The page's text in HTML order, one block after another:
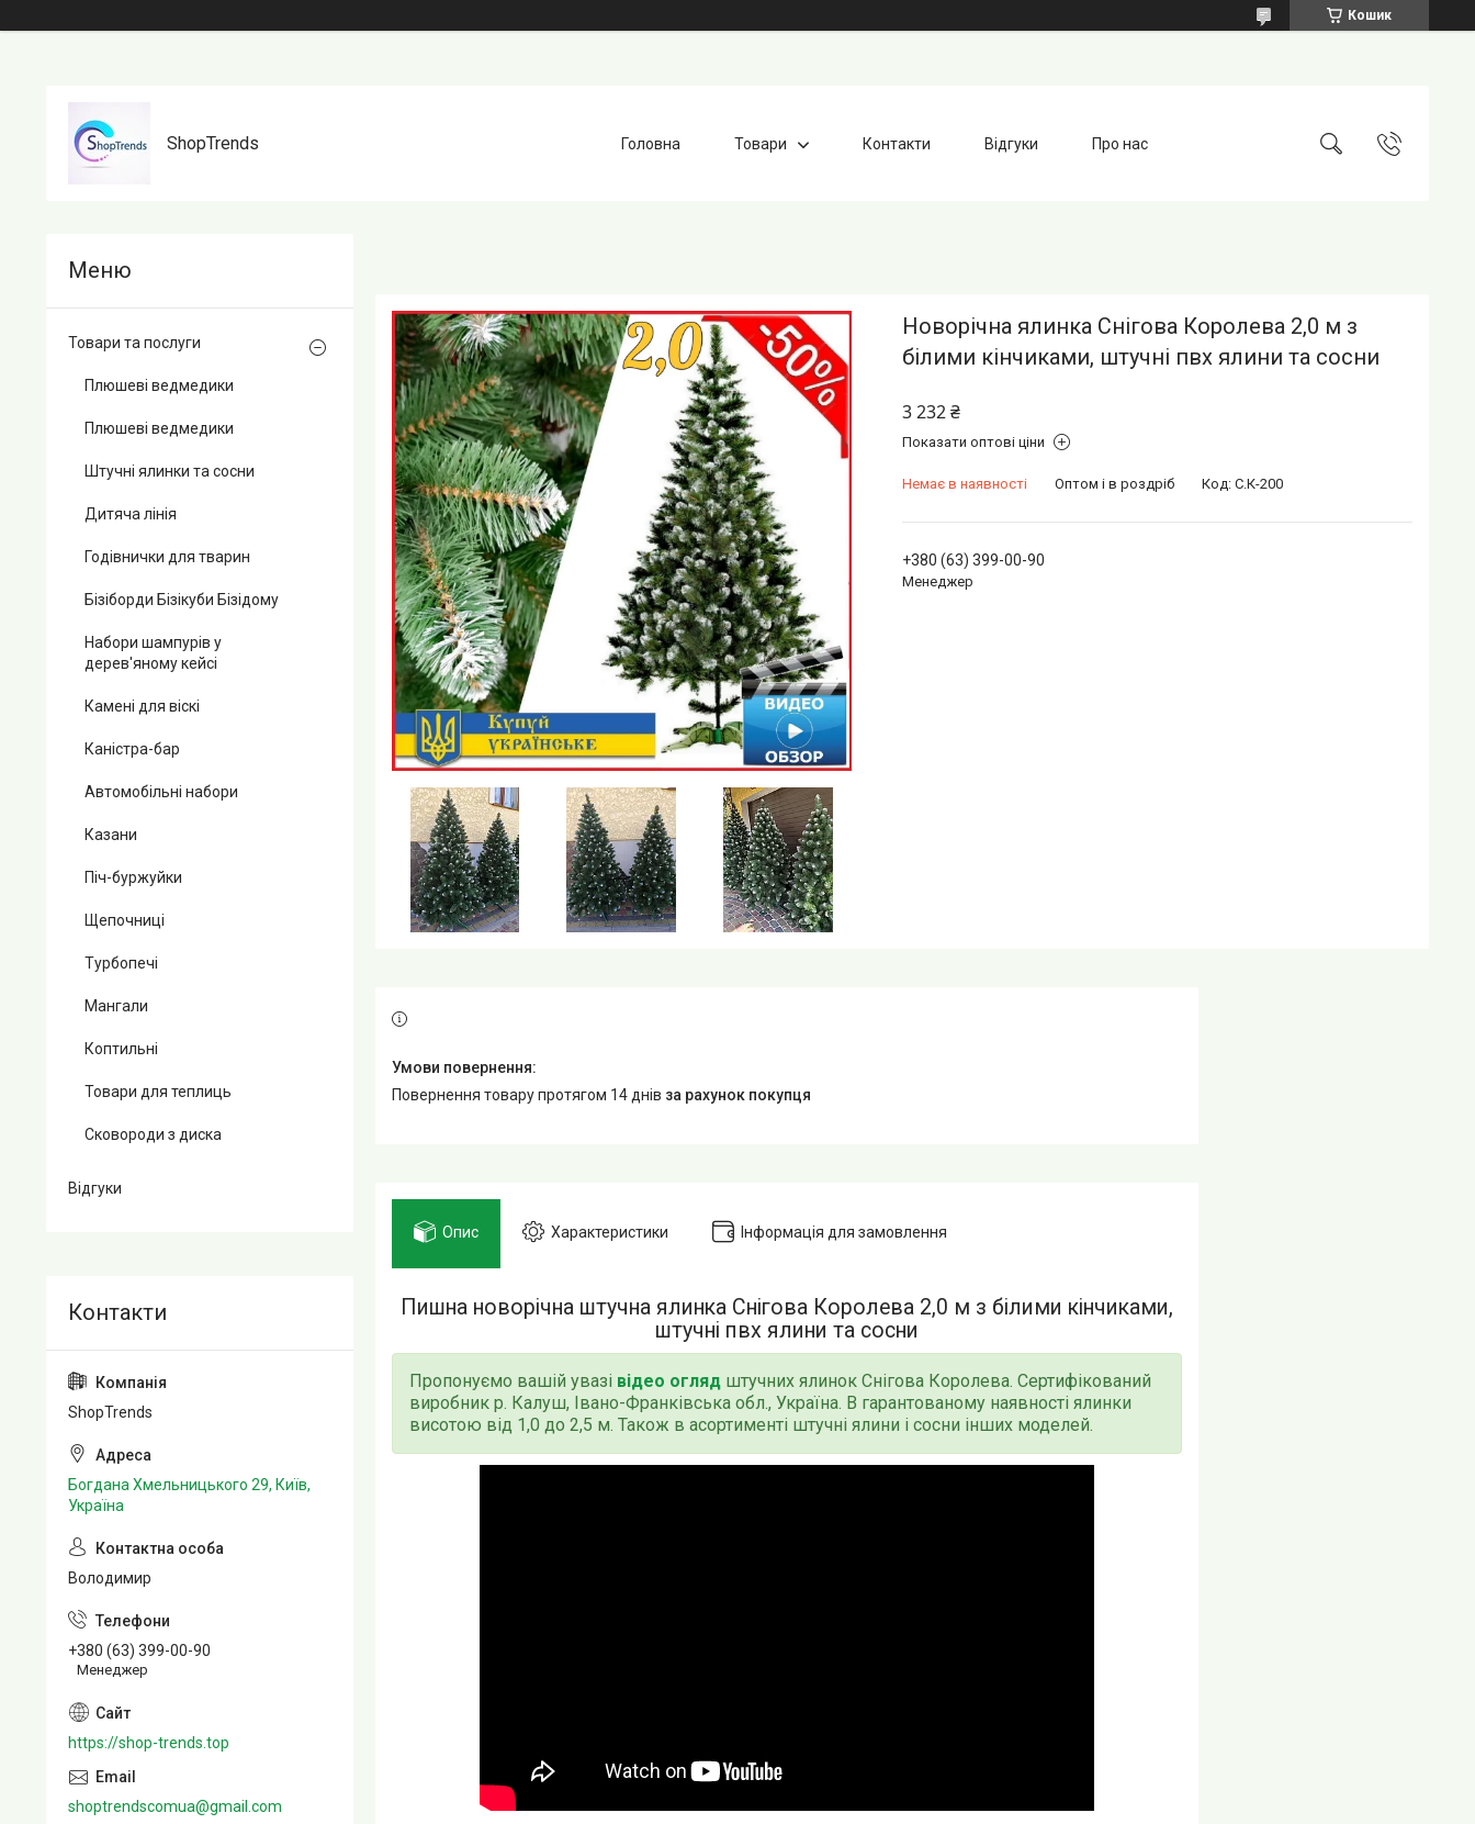
Кошик
ShopTrends Головна Товари Контакти Відгуки Про нас
Новорічна ялинка Снігова Королева 2,0 м з
білими кінчиками, штучні пвх ялини та сосни
3 232 ₴
Показати оптові ціни
Немає в наявності Оптом і в роздріб Код: С.К-200
+380 (63) 399-00-90
Менеджер
повернення товару протягом 14 днів за рахунок покупця
Опис Характеристики Інформація для замовлення
Пишна новорічна штучна ялинка Снігова Королева 2,0 м з білими кінчиками,
штучні пвх ялини та сосни
Пропонуємо вашій увазі відео огляд штучних ялинок Снігова Королева. Сертифікований
виробник р. Калуш, Івано-Франківська обл., Україна. В гарантованому наявності ялинки
висотою від 1,0 до 2,5 м. Також в асортименті штучні ялини і сосни інших моделей.
Товари та послуги
Плюшеві ведмедики
Плюшеві ведмедики
Штучні ялинки та сосни
Дитяча лінія
Годівнички для тварин
Бізіборди Бізікуби Бізідому
Набори шампурів у
дерев'яному кейсі
Камені для віскі
Каністра-бар
Автомобільні набори
Казани
Піч-буржуйки
Щепочниці
Турбопечі
Мангали
Коптильні
Товари для теплиць
Сковороди з диска
Відгуки
ShopTrends
Богдана Хмельницького 29, Київ,
Україна
Володимир
+380 (63) 399-00-90
Менеджер
https://shop-trends.top
shoptrendscomua@gmail.com